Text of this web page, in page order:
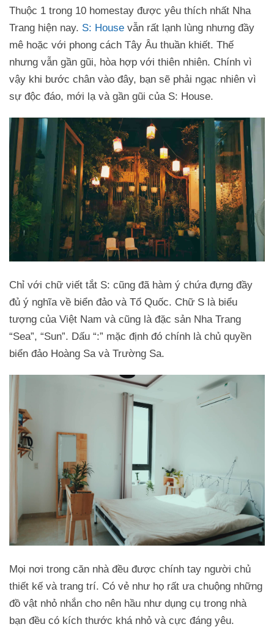
Thuộc 1 trong 10 homestay được yêu thích nhất Nha
Trang hiện nay. S: House vẫn rất lạnh lùng nhưng đầy
mê hoặc với phong cách Tây Âu thuần khiết. Thế
nhưng vẫn gần gũi, hòa hợp với thiên nhiên. Chính vì
vậy khi bước chân vào đây, bạn sẽ phải ngạc nhiên vì
sự độc đáo, mới lạ và gần gũi của S: House.
Chỉ với chữ viết tắt S: cũng đã hàm ý chứa đựng đầy
đủ ý nghĩa về biển đảo và Tổ Quốc. Chữ S là biểu
tượng của Việt Nam và cũng là đặc sản Nha Trang
“Sea”, “Sun”. Dấu “:” mặc định đó chính là chủ quyền
biển đảo Hoàng Sa và Trường Sa.
Mọi nơi trong căn nhà đều được chính tay người chủ
thiết kế và trang trí. Có vẻ như họ rất ưa chuộng những
đồ vật nhỏ nhắn cho nên hầu như dụng cụ trong nhà
bạn đều có kích thước khá nhỏ và cực đáng yêu.